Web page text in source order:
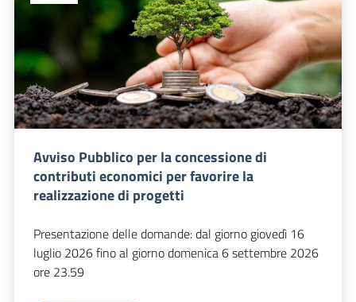
Avviso Pubblico per la concessione di
contributi economici per favorire la
realizzazione di progetti
Presentazione delle domande: dal giorno giovedì 16
luglio 2026 fino al giorno domenica 6 settembre 2026
ore 23.59